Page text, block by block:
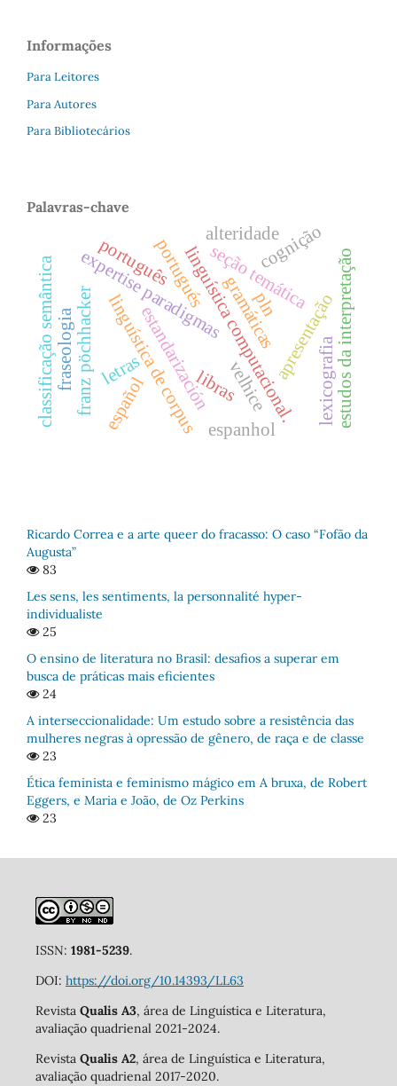
Informações
Para Leitores
Para Autores
Para Bibliotecários
Palavras-chave
linguística de corpuslinguística computacional.
letras apresentação
seção temática
cognição
expertise paradigmas
estandarizacióngramáticas
portugués
español
português
espanhol
franz pöchhacker estudos da interpretação
libras lexicografia
fraseologia
classificação semântica pln
velhice
alteridade
Ricardo Correa e a arte queer do fracasso: O caso “Fofão da
Augusta”
83
Les sens, les sentiments, la personnalité hyper-
individualiste
25
O ensino de literatura no Brasil: desafios a superar em
busca de práticas mais eficientes
24
A interseccionalidade: Um estudo sobre a resistência das
mulheres negras à opressão de gênero, de raça e de classe
23
Ética feminista e feminismo mágico em A bruxa, de Robert
Eggers, e Maria e João, de Oz Perkins
23
ISSN: 1981-5239.
DOI: https://doi.org/10.14393/LL63
Revista Qualis A3, área de Linguística e Literatura,
avaliação quadrienal 2021-2024.
Revista Qualis A2, área de Linguística e Literatura,
avaliação quadrienal 2017-2020.